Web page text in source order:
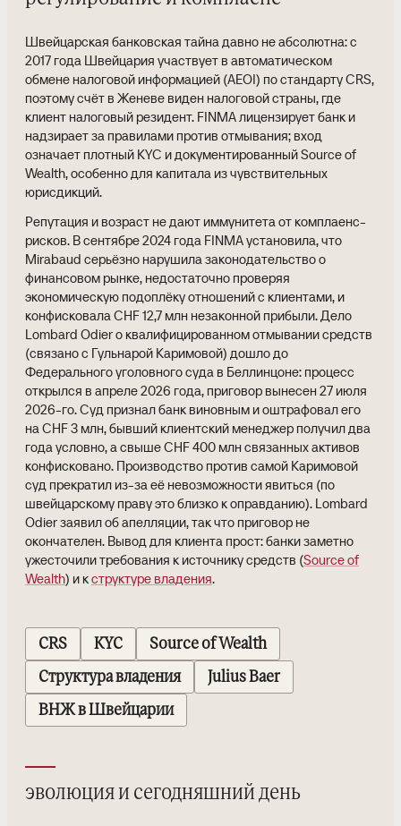
Швейцарская банковская тайна давно не абсолютна: с
2017 года Швейцария участвует в автоматическом
обмене налоговой информацией (AEOI) по стандарту CRS,
поэтому счёт в Женеве виден налоговой страны, где
клиент налоговый резидент. FINMA лицензирует банк и
надзирает за правилами против отмывания; вход
означает плотный KYC и документированный Source of
Wealth, особенно для капитала из чувствительных
юрисдикций.
Репутация и возраст не дают иммунитета от комплаенс-
рисков. В сентябре 2024 года FINMA установила, что
Mirabaud серьёзно нарушила законодательство о
финансовом рынке, недостаточно проверяя
экономическую подоплёку отношений с клиентами, и
конфисковала CHF 12,7 млн незаконной прибыли. Дело
Lombard Odier о квалифицированном отмывании средств
(связано с Гульнарой Каримовой) дошло до
Федерального уголовного суда в Беллинцоне: процесс
открылся в апреле 2026 года, приговор вынесен 27 июля
2026-го. Суд признал банк виновным и оштрафовал его
на CHF 3 млн, бывший клиентский менеджер получил два
года условно, а свыше CHF 400 млн связанных активов
конфисковано. Производство против самой Каримовой
суд прекратил из-за её невозможности явиться (по
швейцарскому праву это близко к оправданию). Lombard
Odier заявил об апелляции, так что приговор не
окончателен. Вывод для клиента прост: банки заметно
ужесточили требования к источнику средств (Source of
Wealth) и кструктуре владения.
CRS KYC Source of Wealth
Структура владения Julius Baer
ВНЖ в Швейцарии
эволюция и сегодняшний день